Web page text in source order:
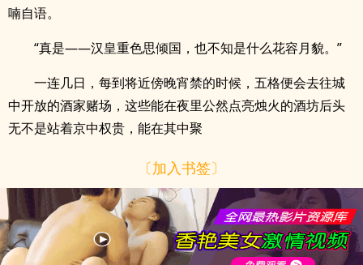
喃自语。
“真是——汉皇重色思倾国，也不知是什么花容月貌。”
一连几日，每到将近傍晚宵禁的时候，五格便会去往城
中开放的酒家赌场，这些能在夜里公然点亮烛火的酒坊后头
无不是站着京中权贵，能在其中聚
〔加入书签〕